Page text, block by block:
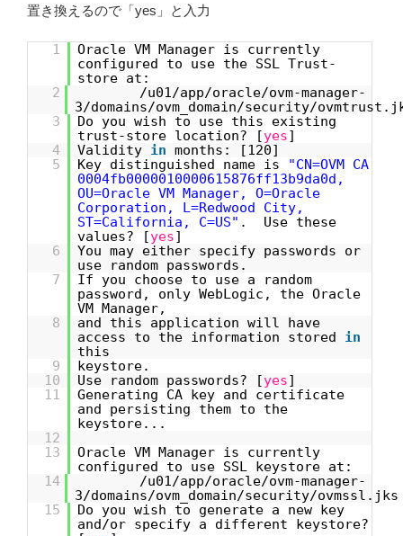
置き換えるので「yes」と入力
1
Oracle VM Manager is currently
configured to use the SSL Trust-
store at:
2
/u01/app/oracle/ovm-manager-
3/domains/ovm_domain/security/
3
Do you wish to use this existing
trust-store location? [yes]
4
Validity in months: [120]
5
Key distinguished name is
"CN=OVM CA
0004fb0000010000615876ff13b9da0d,
OU=Oracle VM Manager, O=Oracle
Corporation, L=Redwood City,
ST=California, C=US" . Use these
values? [yes]
6
You may either specify passwords or
use random passwords.
7
If you choose to use a random
password, only WebLogic, the Oracle
VM Manager,
8
and this application will have
access to the information stored in
this
9
keystore.
10
Use random passwords? [yes]
11
Generating CA key and certificate
and persisting them to the
keystore...
12
13
Oracle VM Manager is currently
configured to use SSL keystore at:
14
/u01/app/oracle/ovm-manager-
3/domains/ovm_domain/security/ovmssl.jks
15
Do you wish to generate a new key
and/or specify a different keystore?